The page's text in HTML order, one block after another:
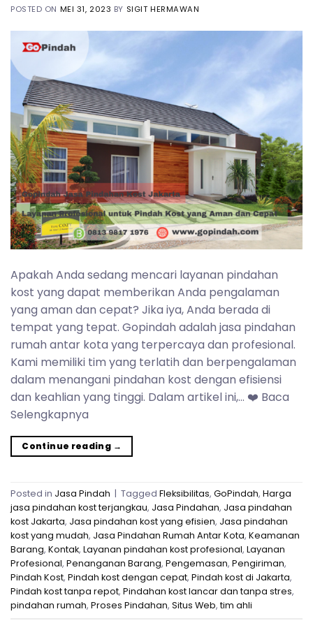
POSTED ON MEI 31, 2023 BY SIGIT HERMAWAN
Apakah Anda sedang mencari layanan pindahan
kost yang dapat memberikan Anda pengalaman
yang aman dan cepat? Jika iya, Anda berada di
tempat yang tepat. Gopindah adalah jasa pindahan
rumah antar kota yang terpercaya dan profesional.
Kami memiliki tim yang terlatih dan berpengalaman
dalam menangani pindahan kost dengan efisiensi
dan keahlian yang tinggi. Dalam artikel ini,… ❤️ Baca
Selengkapnya
Continue reading →
Posted in Jasa Pindah Tagged Fleksibilitas, GoPindah, Harga
jasa pindahan kost terjangkau, Jasa Pindahan, Jasa pindahan
kost Jakarta, Jasa pindahan kost yang efisien, Jasa pindahan
kost yang mudah, Jasa Pindahan Rumah Antar Kota, Keamanan
Barang, Kontak, Layanan pindahan kost profesional, Layanan
Profesional, Penanganan Barang, Pengemasan, Pengiriman,
Pindah Kost, Pindah kost dengan cepat, Pindah kost di Jakarta,
Pindah kost tanpa repot, Pindahan kost lancar dan tanpa stres,
pindahan rumah, Proses Pindahan, Situs Web, tim ahli